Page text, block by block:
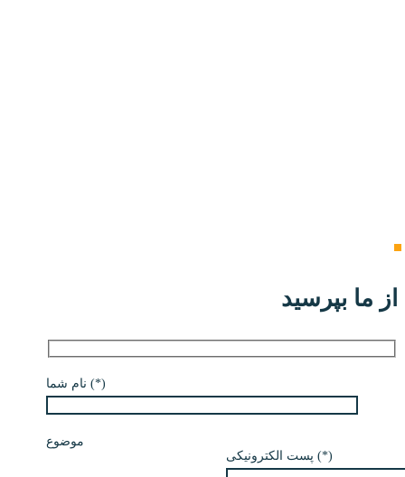
از ما بپرسید
نام شما (*)
پست الکترونیکی (*)
موضوع